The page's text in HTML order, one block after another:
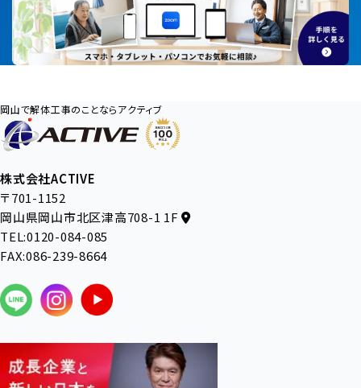
岡山で解体工事のことならアクティブ
株式会社ACTIVE
〒701-1152
岡山県岡山市北区津高708-1 1F
TEL:0120-084-085
FAX:086-239-8664